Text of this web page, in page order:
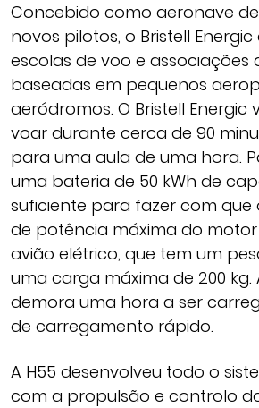
Concebido como aeronave
novos pilotos, o Bristell
escolas de voo e associações
baseadas em pequenos
aeródromos. O Bristell Energic
voar durante cerca de 90
para uma aula de uma hora.
uma bateria de 50 kWh de
suficiente para fazer com que
de potência máxima do
avião elétrico, que tem um
uma carga máxima de 200 kg.
demora uma hora a ser
de carregamento rápido.
A H55 desenvolveu todo o
com a propulsão e controlo